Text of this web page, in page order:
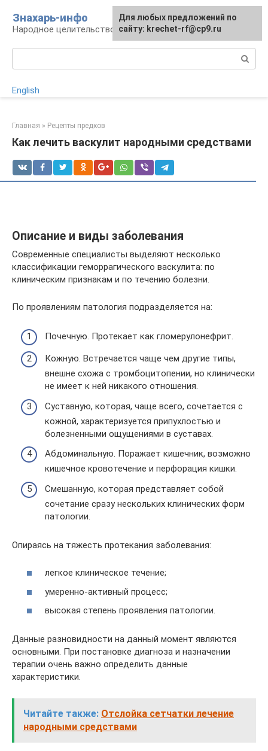
контенту
Знахарь-инфо
Народное целительство: рецепты и методы
English
Главная » Рецепты предков
Как лечить васкулит народными средствами
Описание и виды заболевания
Современные специалисты выделяют несколько
классификации геморрагического васкулита: по
клиническим признакам и по течению болезни.
По проявлениям патология подразделяется на:
Почечную. Протекает как гломерулонефрит.
Кожную. Встречается чаще чем другие типы,
внешне схожа с тромбоцитопении, но клинически
не имеет к ней никакого отношения.
Суставную, которая, чаще всего, сочетается с
кожной, характеризуется припухлостью и
болезненными ощущениями в суставах.
Абдоминальную. Поражает кишечник, возможно
кишечное кровотечение и перфорация кишки.
Смешанную, которая представляет собой
сочетание сразу нескольких клинических форм
патологии.
Опираясь на тяжесть протекания заболевания:
легкое клиническое течение;
умеренно-активный процесс;
высокая степень проявления патологии.
Данные разновидности на данный момент являются
основными. При постановке диагноза и назначении
терапии очень важно определить данные
характеристики.
Читайте также: Отслойка сетчатки лечение
народными средствами
Для любых предложений по
сайту: krechet-rf@cp9.ru